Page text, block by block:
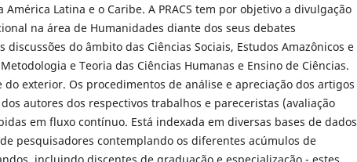
Latina e o Caribe. A PRACS tem por objetivo a divulgação
na área de Humanidades diante dos seus debates
do âmbito das Ciências Sociais, Estudos Amazônicos e
e Teoria das Ciências Humanas e Ensino de Ciências.
exterior. Os procedimentos de análise e apreciação dos artigos
autores dos respectivos trabalhos e pareceristas (avaliação
em fluxo contínuo. Está indexada em diversas bases de dados
pesquisadores contemplando os diferentes acúmulos de